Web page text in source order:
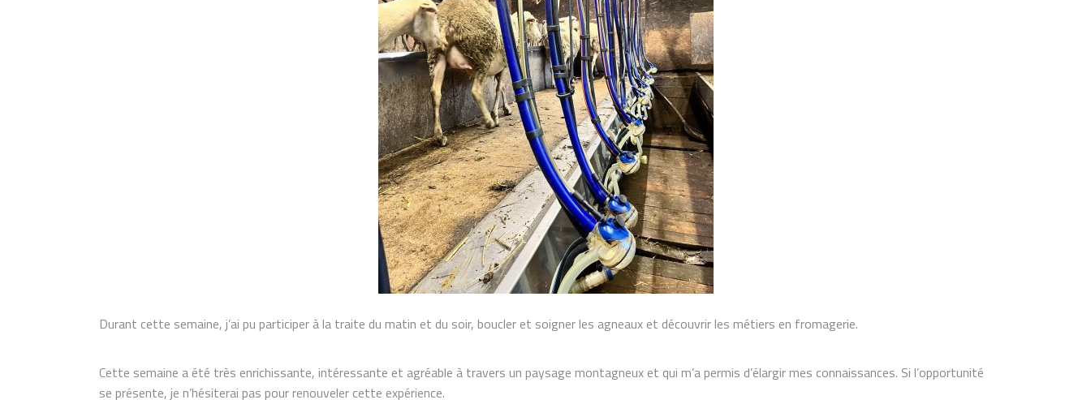
Durant cette semaine, j’ai pu participer à la traite du matin et du soir, boucler et soigner les agneaux et découvrir les métiers en fromagerie.
Cette semaine a été très enrichissante, intéressante et agréable à travers un paysage montagneux et qui m’a permis d’élargir mes connaissances. Si l’opportunité
se présente, je n’hésiterai pas pour renouveler cette expérience.